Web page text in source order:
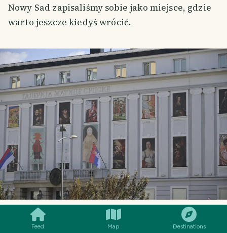
Feed Map Destinations
Nowy Sad zapisaliśmy sobie jako miejsce, gdzie
warto jeszcze kiedyś wrócić.
SMILES COMMENT SHARE